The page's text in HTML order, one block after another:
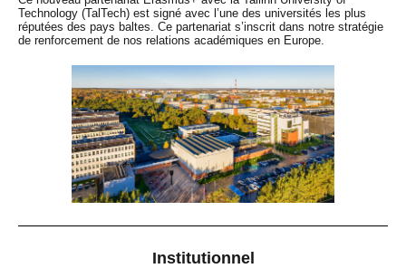
Technology (TalTech) est signé avec l’une des universités les plus
réputées des pays baltes. Ce partenariat s’inscrit dans notre stratégie
de renforcement de nos relations académiques en Europe.
Institutionnel